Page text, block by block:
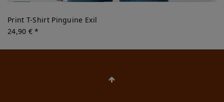
Print T-Shirt Pinguine Exil
24,90 € *